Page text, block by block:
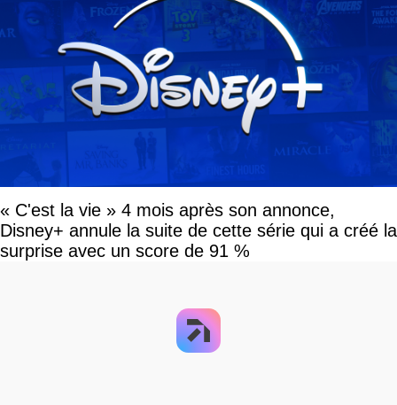
« C'est la vie » 4 mois après son annonce,
Disney+ annule la suite de cette série qui a créé la
surprise avec un score de 91 %